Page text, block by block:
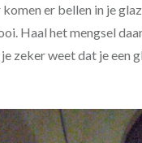
er bellen in je
Haal het mengsel
zeker weet dat je een